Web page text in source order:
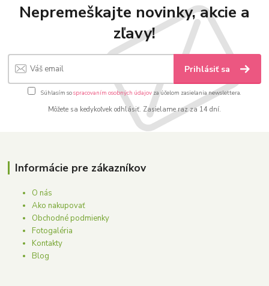
Nepremeškajte novinky, akcie a
zľavy!
Prihlásiť sa
Súhlasím sospracovaním osobných údajovza účelom zasielania newslettera.
Môžete sa kedykoľvek odhlásiť. Zasielame raz za 14 dní.
Informácie pre zákazníkov
O nás
Ako nakupovať
Obchodné podmienky
Fotogaléria
Kontakty
Blog